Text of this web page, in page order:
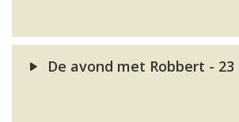
De avond met Robbert - 23